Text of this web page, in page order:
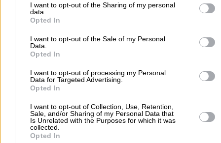
to Google and its third-party tags to use your data for below
purposes in below Google consent section.
I want to opt-out of the Sharing of my personal
data.
Opted In
I want to opt-out of the Sale of my Personal
Data.
Opted In
I want to opt-out of processing my Personal
Data for Targeted Advertising.
Opted In
I want to opt-out of Collection, Use, Retention,
Sale, and/or Sharing of my Personal Data that
Is Unrelated with the Purposes for which it was
collected.
Opted In
περισσότερα >>
Τοπική Αναζήτηση
Θεσσαλονίκη
Πειραιάς Κέρκυρα Χανιά Καλαμάτα
περισσότερα >>
Χρήσιμα Σήμερα
Εφημερίες Φαρμακείων